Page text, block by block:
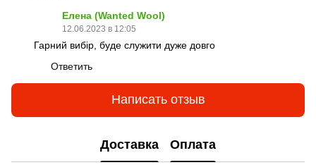
Елена (Wanted Wool)
12.06.2023 в 12:05
Гарний вибір, буде служити дуже довго
Ответить
Написать отзыв
Доставка Оплата